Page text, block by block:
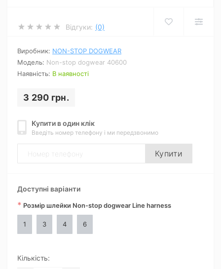
Відгуки: (0)
Виробник: NON-STOP DOGWEAR
Модель: Non-stop dogwear 40600
Наявність: В наявності
3 290 грн.
Купити в один клік
Введіть номер телефону і ми передзвонимо
Купити
Доступні варіанти
* Розмір шлейки Non-stop dogwear Line harness
1 3 4 6
Кількість: